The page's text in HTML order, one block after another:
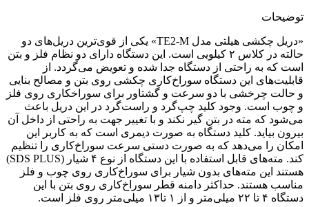
توضیحات
«دریل چکشی هیلتی مدل TE2-M» یکی از قوی‌ترین دریل‌های دو
حالته در کلاس ۲ کیلویی است. این دستگاه دارای دو نظام فلز و بتن
است که به راحتی از دستگاه جدا شده و تعویض می‌گردد. از
قابلیت‌های این دستگاه سوراخ‌کاری چکشی روی بتن و مصالح بنایی
و حالت چرخشی با دو سرعت و گشتاور برای سوراخکاری روی فلز
و چوب است. وجود کلید چپ‌گرد و راست‌گرد در این دریل باعث
می‌شود که مته در بتن گیر نکند و با تغییر جهت به راحتی از داخل آن
بیرون بیاید. کلید دستگاه به صورت دیمری است که به کاربر این
امکان را می‌دهد که به صورت دستی سرعت سوراخ‌کاری را تنظیم
کند. مته‌های قابل استفاده با این دستگاه از نوع ۴ شیار (SDS PLUS)
هستند این مته‌های بدون شیار برای سوراخ‌کاری روی چوب و فلز
مناسب هستند. حداکثر دامنه قطر سوراخ‌کاری روی بتن با این
دستگاه ۴ تا ۲۲ میلی‌متر و از ۱ تا۱۳ میلی‌متر روی فلز است.